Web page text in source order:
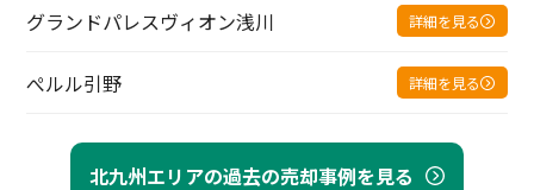
北九州エリアの過去の売却事例を見る
グランドパレスヴィオン浅川 詳細を見る
ぺルル引野 詳細を見る